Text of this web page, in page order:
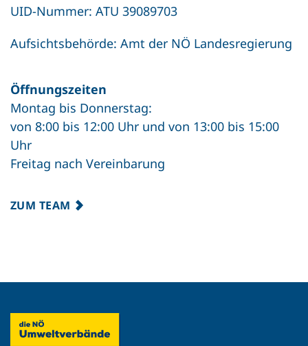
UID-Nummer: ATU 39089703
Aufsichtsbehörde: Amt der NÖ Landesregierung
Öffnungszeiten
Montag bis Donnerstag:
von 8:00 bis 12:00 Uhr und von 13:00 bis 15:00
Uhr
Freitag nach Vereinbarung
ZUM TEAM